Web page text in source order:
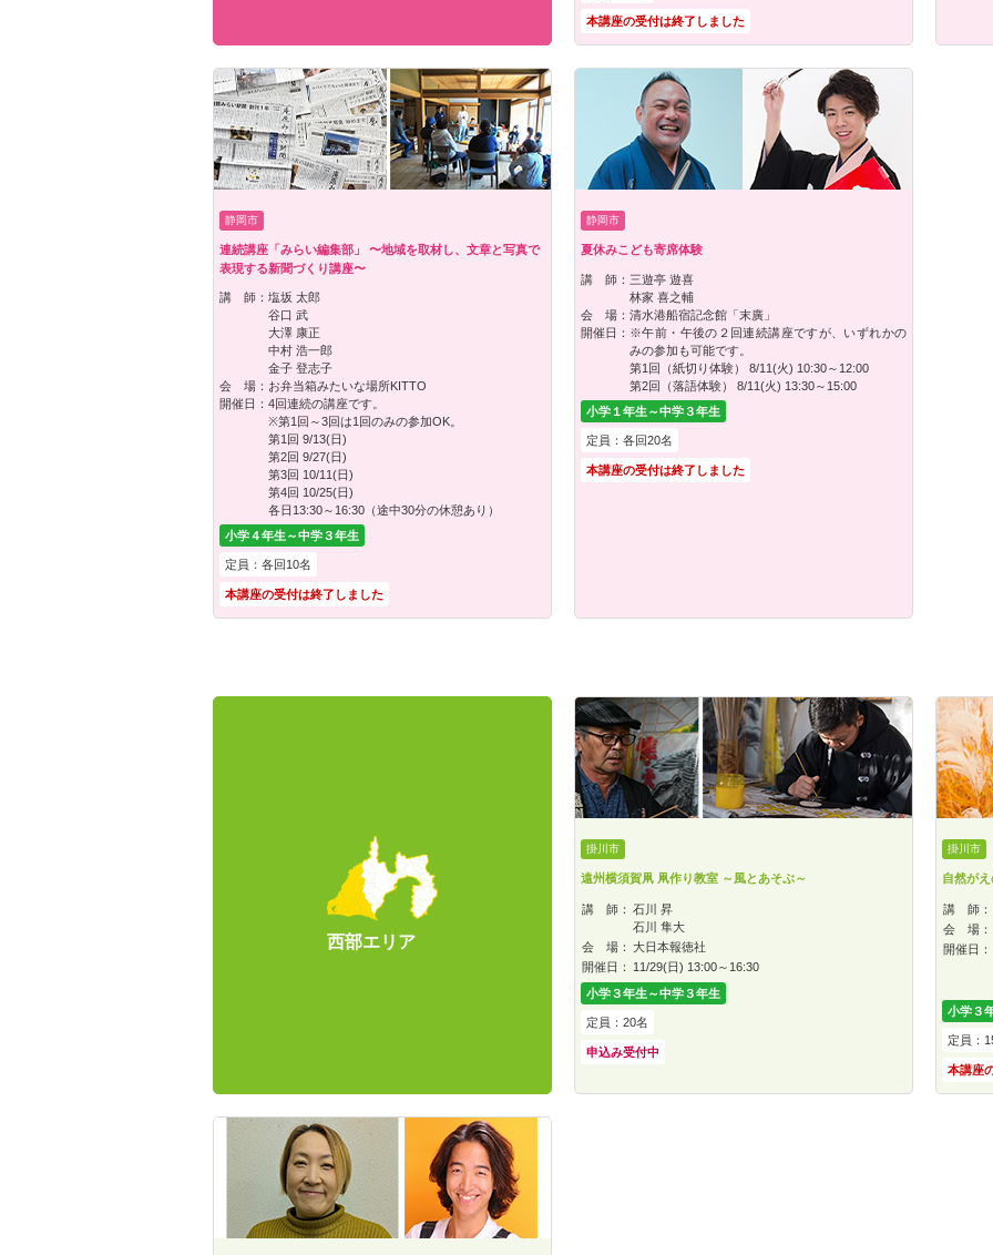
本講座の受付は終了しました
静岡市
連続講座「みらい編集部」 〜地域を取材し、文章と写真で
表現する新聞づくり講座〜
講 師： 塩坂 太郎
谷口 武
大澤 康正
中村 浩一郎
金子 登志子
会 場： お弁当箱みたいな場所KITTO
開催日： 4回連続の講座です。
※第1回～3回は1回のみの参加OK。
第1回 9/13(日)
第2回 9/27(日)
第3回 10/11(日)
第4回 10/25(日)
各日13:30～16:30（途中30分の休憩あり）
小学４年生～中学３年生
定員：各回10名
本講座の受付は終了しました
静岡市
夏休みこども寄席体験
講 師： 三遊亭 遊喜
林家 喜之輔
会 場： 清水港船宿記念館「末廣」
開催日： ※午前・午後の２回連続講座ですが、いずれかの
みの参加も可能です。
第1回（紙切り体験） 8/11(火) 10:30～12:00
第2回（落語体験） 8/11(火) 13:30～15:00
小学１年生～中学３年生
定員：各回20名
本講座の受付は終了しました
西部エリア
掛川市
遠州横須賀凧 凧作り教室 ～風とあそぶ～
講 師： 石川 昇
石川 隼大
会 場： 大日本報徳社
開催日：
11/29(日) 13:00～16:30
小学３年生～中学３年生
定員：20名
申込み受付中
掛川市
自然が
講 師：
会 場：
開催日：
小学３
定員：
本講座